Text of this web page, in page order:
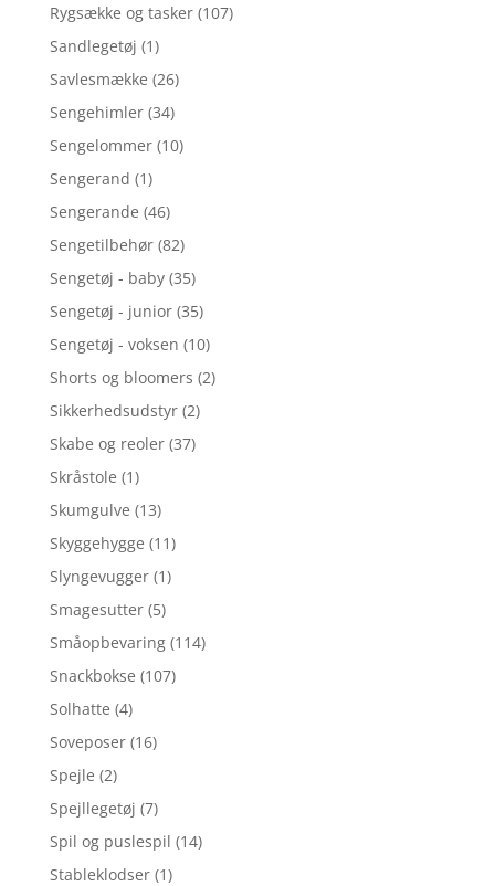
Rygsække og tasker (107)
Sandlegetøj (1)
Savlesmække (26)
Sengehimler (34)
Sengelommer (10)
Sengerand (1)
Sengerande (46)
Sengetilbehør (82)
Sengetøj - baby (35)
Sengetøj - junior (35)
Sengetøj - voksen (10)
Shorts og bloomers (2)
Sikkerhedsudstyr (2)
Skabe og reoler (37)
Skråstole (1)
Skumgulve (13)
Skyggehygge (11)
Slyngevugger (1)
Smagesutter (5)
Småopbevaring (114)
Snackbokse (107)
Solhatte (4)
Soveposer (16)
Spejle (2)
Spejllegetøj (7)
Spil og puslespil (14)
Stableklodser (1)